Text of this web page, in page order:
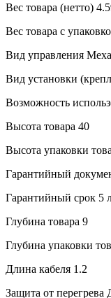
Вес товара (нетто)
Вес товара с
Вид управления
Вид установки
Возможность
Высота товара 40
Высота упаковки
Гарантийный
Гарантийный срок 5
Глубина товара 9
Глубина упаковки
Длина кабеля 1.2
Защита от перегрева